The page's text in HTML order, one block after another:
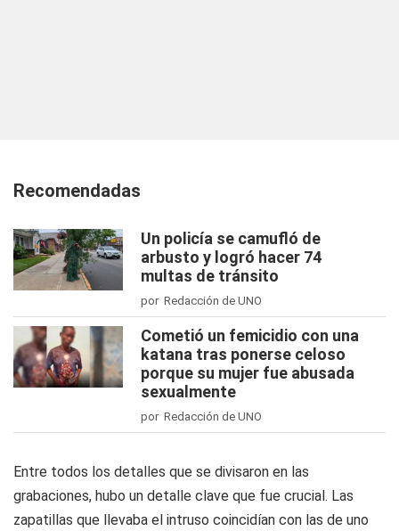
Recomendadas
Un policía se camufló de
arbusto y logró hacer 74
multas de tránsito
por Redacción de UNO
Cometió un femicidio con una
katana tras ponerse celoso
porque su mujer fue abusada
sexualmente
por Redacción de UNO
Entre todos los detalles que se divisaron en las
grabaciones, hubo un detalle clave que fue crucial. Las
zapatillas que llevaba el intruso coincidían con las de uno